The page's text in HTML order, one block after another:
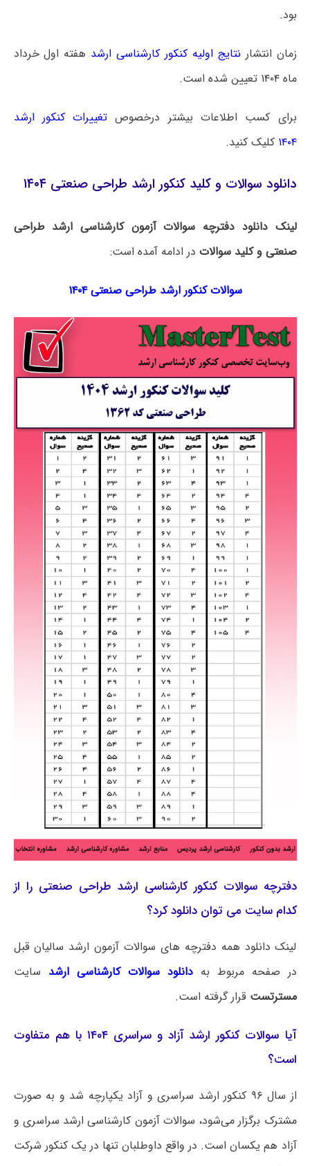
بود.
زمان انتشار نتایج اولیه کنکور کارشناسی ارشد هفته اول خرداد
ماه ۱۴۰۴ تعیین شده است.
برای کسب اطلاعات بیشتر درخصوص تغییرات کنکور ارشد
۱۴۰۴ کلیک کنید.
دانلود سوالات و کلید کنکور ارشد طراحی صنعتی ۱۴۰۴
لینک دانلود دفترچه سوالات آزمون کارشناسی ارشد طراحی
صنعتی و کلید سوالات در ادامه آمده است:
سوالات کنکور ارشد طراحی صنعتی ۱۴۰۴
دفترچه سوالات کنکور کارشناسی ارشد طراحی صنعتی را از
کدام سایت می توان دانلود کرد؟
لینک دانلود همه دفترچه های سوالات آزمون ارشد سالیان قبل
در صفحه مربوط بهدانلود سوالات کارشناسی ارشد سایت
مسترتست قرار گرفته است.
آیا سوالات کنکور ارشد آزاد و سراسری ۱۴۰۴ با هم متفاوت
است؟
از سال ۹۶ کنکور ارشد سراسری و آزاد یکپارچه شد و به صورت
مشترک برگزار می‌شود، سوالات آزمون کارشناسی ارشد سراسری و
آزاد هم یکسان است. در واقع داوطلبان تنها در یک کنکور شرکت